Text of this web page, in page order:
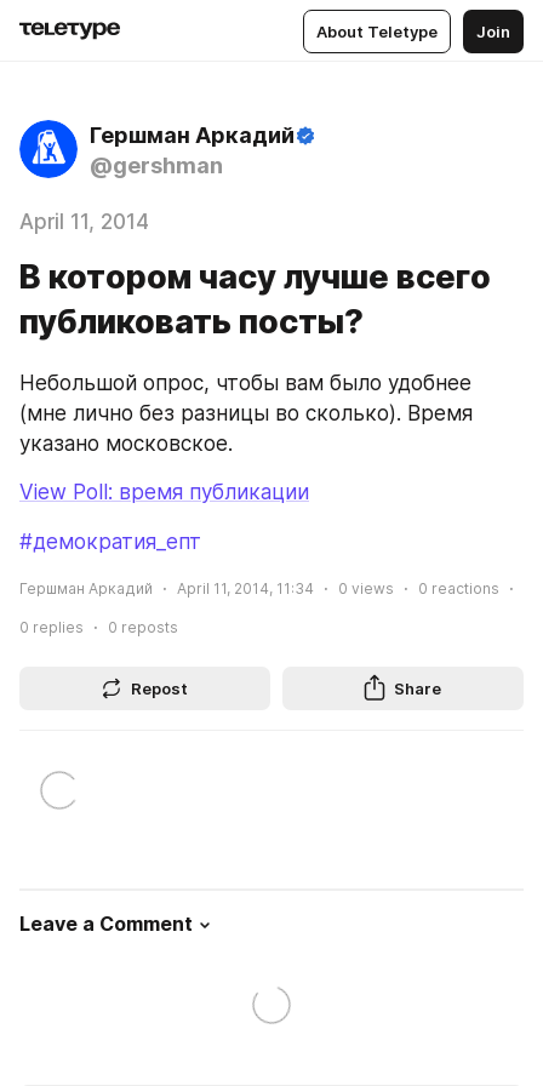
About Teletype Join
Гершман Аркадий
@gershman
April 11, 2014
В котором часу лучше всего
публиковать посты?
Небольшой опрос, чтобы вам было удобнее
(мне лично без разницы во сколько). Время
указано московское.
View Poll: время публикации
#демократия_епт
Гершман Аркадий April 11, 2014, 11:34 0 views 0 reactions
0 replies 0 reposts
Repost Share
Leave a Comment